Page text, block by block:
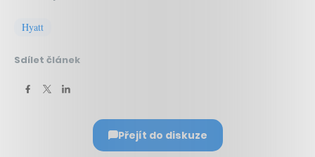
Hyatt
Sdílet článek
Přejít do diskuze